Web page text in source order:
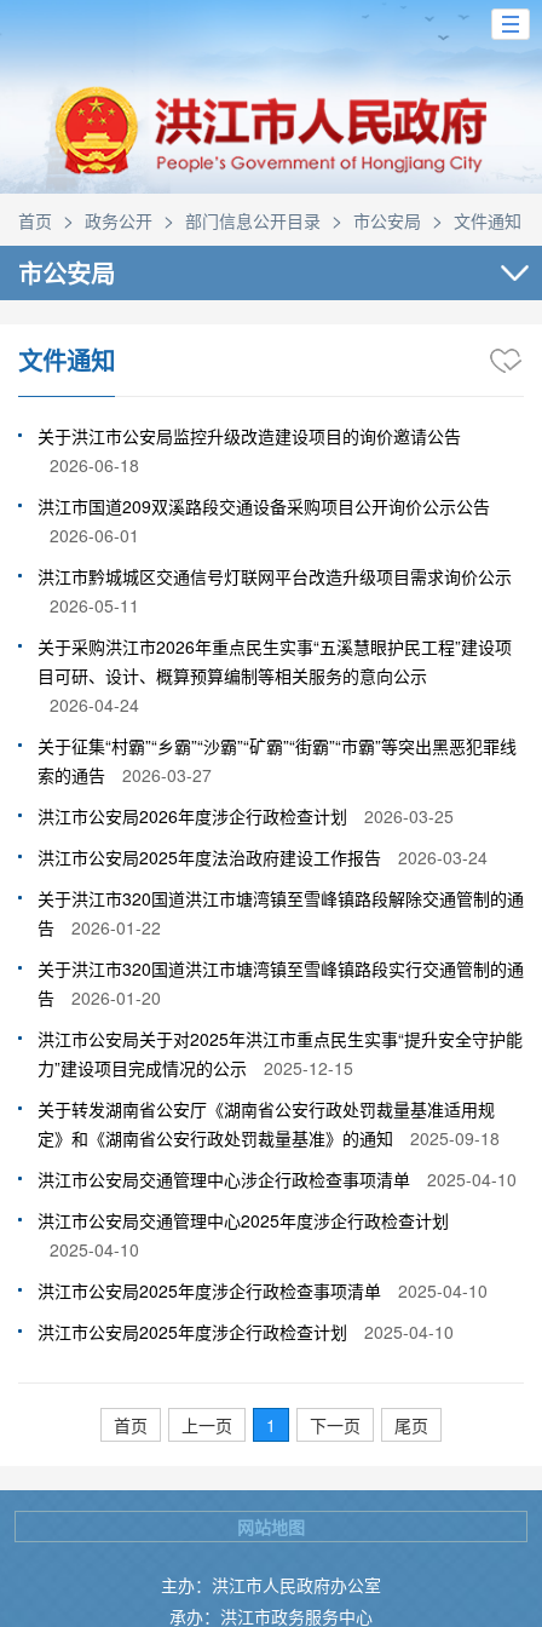
首页 > 政务公开 > 部门信息公开目录 > 市公安局 > 文件通知
市公安局
文件通知
关于洪江市公安局监控升级改造建设项目的询价邀请公告
2026-06-18
洪江市国道209双溪路段交通设备采购项目公开询价公示公告
2026-06-01
洪江市黔城城区交通信号灯联网平台改造升级项目需求询价公示
2026-05-11
关于采购洪江市2026年重点民生实事“五溪慧眼护民工程”建设项
目可研、设计、概算预算编制等相关服务的意向公示
2026-04-24
关于征集“村霸”“乡霸”“沙霸”“矿霸”“街霸”“市霸”等突出黑恶犯罪线
索的通告
2026-03-27
洪江市公安局2026年度涉企行政检查计划
2026-03-25
洪江市公安局2025年度法治政府建设工作报告
2026-03-24
关于洪江市320国道洪江市塘湾镇至雪峰镇路段解除交通管制的通
告
2026-01-22
关于洪江市320国道洪江市塘湾镇至雪峰镇路段实行交通管制的通
告
2026-01-20
洪江市公安局关于对2025年洪江市重点民生实事“提升安全守护能
力”建设项目完成情况的公示
2025-12-15
关于转发湖南省公安厅《湖南省公安行政处罚裁量基准适用规
定》和《湖南省公安行政处罚裁量基准》的通知
2025-09-18
洪江市公安局交通管理中心涉企行政检查事项清单
2025-04-10
洪江市公安局交通管理中心2025年度涉企行政检查计划
2025-04-10
洪江市公安局2025年度涉企行政检查事项清单
2025-04-10
洪江市公安局2025年度涉企行政检查计划
2025-04-10
首页 上一页 1 下一页 尾页
主办：洪江市人民政府办公室
承办：洪江市政务服务中心
网站地图